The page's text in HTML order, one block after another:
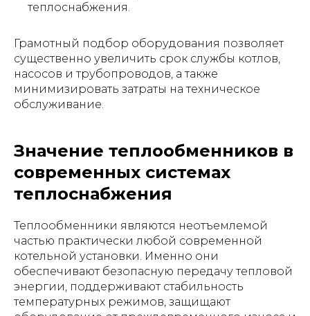
теплоснабжения.
Грамотный подбор оборудования позволяет
существенно увеличить срок службы котлов,
насосов и трубопроводов, а также
минимизировать затраты на техническое
обслуживание.
Значение теплообменников в
современных системах
теплоснабжения
Теплообменники являются неотъемлемой
частью практически любой современной
котельной установки. Именно они
обеспечивают безопасную передачу тепловой
энергии, поддерживают стабильность
температурных режимов, защищают